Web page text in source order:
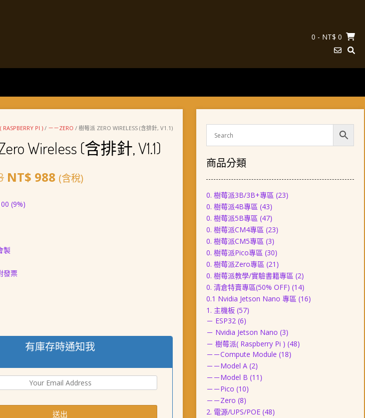
0 - NT$ 0
RASPBERRY PI ) / －－ZERO / 樹莓派 ZERO WIRELESS (含排針, V1.1)
Wireless (含排針, V1.1)
原
價
NT$ 1,088。
NT$ 988目
(含稅)
(9%)
製
發票
有庫存時通知我
商品分類
0. 樹莓派3B/3B+專區 (23)
0. 樹莓派4B專區 (43)
0. 樹莓派5B專區 (47)
0. 樹莓派CM4專區 (23)
0. 樹莓派CM5專區 (3)
0. 樹莓派Pico專區 (30)
0. 樹莓派Zero專區 (21)
0. 樹莓派教學/實驗書籍專區 (2)
0. 清倉特賣專區(50% OFF) (14)
0.1 Nvidia Jetson Nano 專區 (16)
1. 主機板 (57)
－ ESP32 (6)
－ Nvidia Jetson Nano (3)
－ 樹莓派( Raspberry Pi ) (48)
－－Compute Module (18)
－－Model A (2)
－－Model B (11)
－－Pico (10)
－－Zero (8)
2. 電源/UPS/POE (48)